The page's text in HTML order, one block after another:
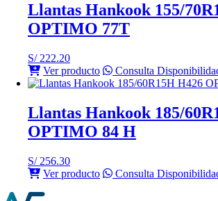
Llantas Hankook 155/
OPTIMO 77T
S/222.20
Ver producto
Consulta
Llantas Hankook 185/
OPTIMO 84 H
S/256.30
Ver producto
Consulta